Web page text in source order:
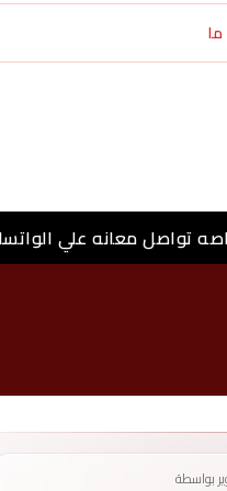
تواصل معانه علي
بواسطة